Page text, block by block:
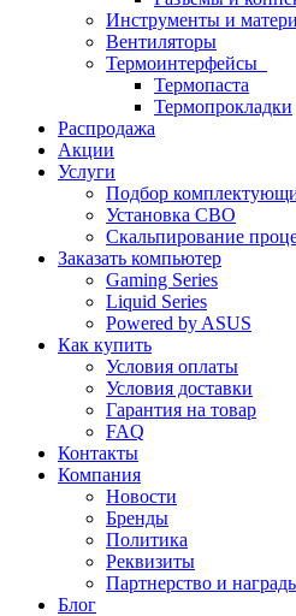
Инструменты и
Вентиляторы
Термоинтерфейсы
Термопаста
Термопрокладки
Распродажа
Акции
Услуги
Подбор
Установка СВО
Скальпирование
Заказать компьютер
Gaming Series
Liquid Series
Powered by ASUS
Как купить
Условия оплаты
Условия доставки
Гарантия на товар
FAQ
Контакты
Компания
Новости
Бренды
Политика
Реквизиты
Партнерство и
Блог